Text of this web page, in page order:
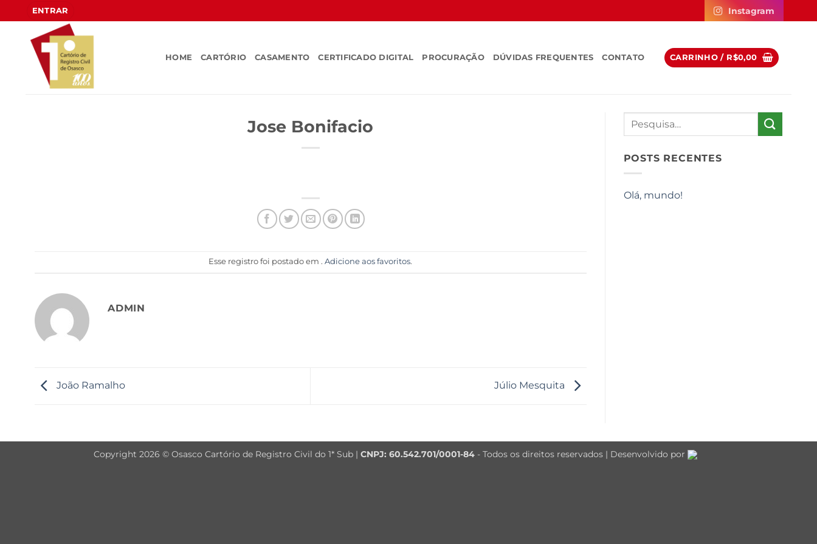
to
content
ENTRAR Instagram
HOME CARTÓRIO CASAMENTO CERTIFICADO DIGITAL PROCURAÇÃO DÚVIDAS FREQUENTES CONTATO CARRINHO / R$0,00
Jose Bonifacio
Esse registro foi postado em .Adicione aos favoritos.
ADMIN
João Ramalho Júlio Mesquita
POSTS RECENTES
Olá, mundo!
Copyright 2026 © Osasco Cartório de Registro Civil do 1* Sub | CNPJ: 60.542.701/0001-84- Todos os direitos reservados | Desenvolvido por